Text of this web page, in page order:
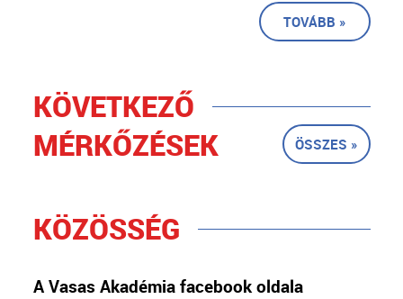
TOVÁBB »
KÖVETKEZŐ
MÉRKŐZÉSEK
ÖSSZES »
KÖZÖSSÉG
A Vasas Akadémia facebook oldala